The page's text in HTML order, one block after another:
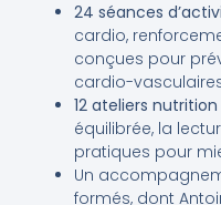
24 séances
cardio,
conçues pour
cardio-
12 ateliers nutrition
équilibrée, la
pratiques pour
Un
formés, dont